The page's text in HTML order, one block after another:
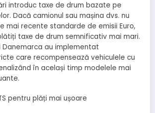
introduc taxe de drum bazate pe
Dacă camionul sau mașina dvs. nu
mai recente standarde de emisii Euro,
taxe de drum semnificativ mai mari.
Danemarca au implementat
care recompensează vehiculele cu
în același timp modelele mai
pentru plăți mai ușoare